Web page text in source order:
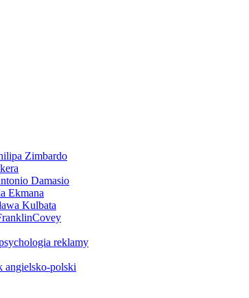
Zimbardo
Damasio
Ekmana
Kulbata
reklamy
angielsko-polski